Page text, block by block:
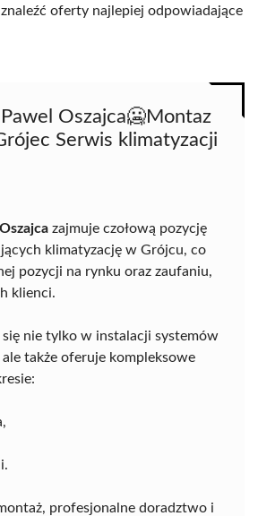
oferty najlepiej odpowiadające
Oszajca🥶Montaz
Serwis klimatyzacji
zajmuje czołową pozycję
klimatyzację w Grójcu, co
pozycji na rynku oraz zaufaniu,
klienci.
się nie tylko w instalacji systemów
także oferuje kompleksowe
profesjonalne doradztwo i